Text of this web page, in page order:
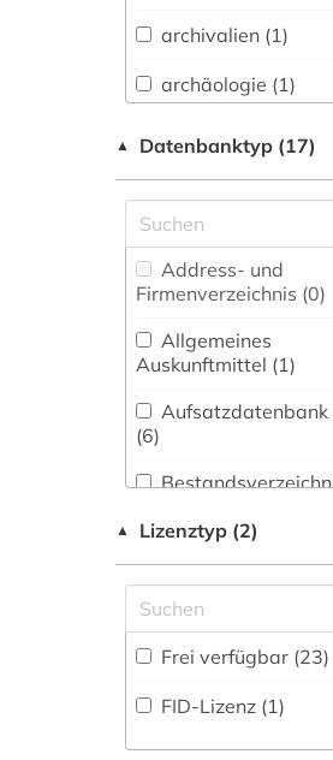
Anglistik.
Amerikanistik (0)
Vermessungswesen (0)
Biologie,
Biotechnologie (0)
Buch- und
Bibliothekswesen,
(0)
Pharmazie (0)
Elektrotechnik,
Elektronik,
Nachrichtentechnik
Energietechnik (0)
Ethnologie (3)
Europäische Union
archivalien (1)
archäologie (1)
staatsbibliothek (2)
bevölkerung (1)
bibliografie (4)
bibliographie (1)
biographie 1815-
2005 (1)
bosnien und
herzegowina (1)
bosnien-
bulgarien (1)
datenbank (1)
denkmal (1)
deutsch (1)
▲ Datenbanktyp (17)
Address- und
Firmenverzeichnis (0)
Allgemeines
Auskunftmittel (1)
Aufsatzdatenbank
(6)
Disziplinäre
▲ Lizenztyp (2)
Frei verfügbar (23)
FID-Lizenz (1)